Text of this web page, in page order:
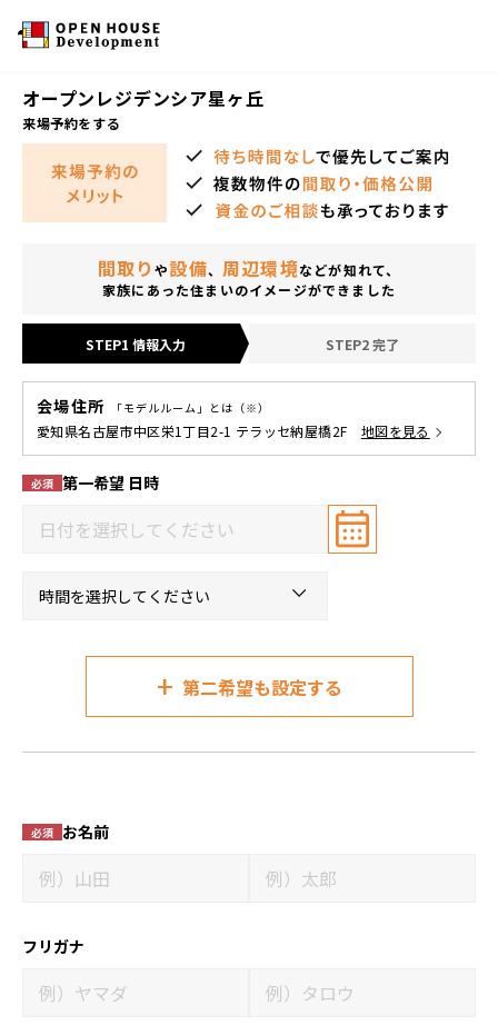
オープンレジデンシア星ヶ丘
来場予約をする
間取りや設備、 周辺環境などが知れて、
家族にあった住まいのイメージができました
STEP1 情報入力 STEP2 完了
会場住所 「モデルルーム」とは（※）
愛知県名古屋市中区栄1丁目2-1 テラッセ納屋橋2F 地図を見る
必須 第一希望 日時
第二希望も設定する
+
必須 お名前
フリガナ